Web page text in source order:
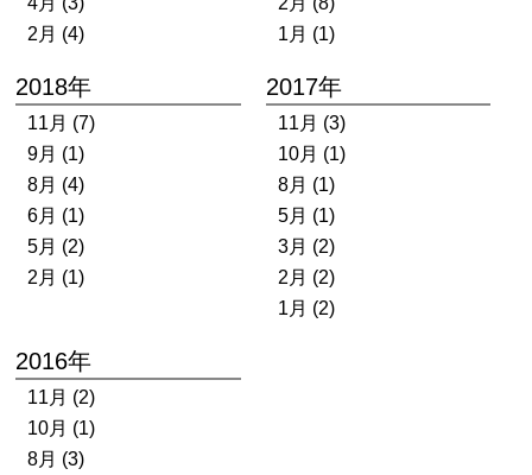
2月 (4)
1月 (1)
2018年
11月 (7)
9月 (1)
8月 (4)
6月 (1)
5月 (2)
2月 (1)
2017年
11月 (3)
10月 (1)
8月 (1)
5月 (1)
3月 (2)
2月 (2)
1月 (2)
2016年
11月 (2)
10月 (1)
8月 (3)